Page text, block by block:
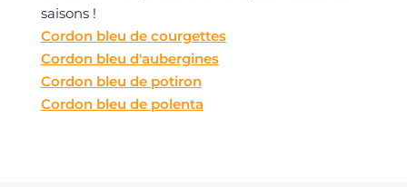
saisons !
Cordon bleu de courgettes
Cordon bleu d'aubergines
Cordon bleu de potiron
Cordon bleu de polenta